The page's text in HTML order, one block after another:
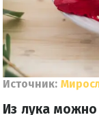
Источник:
Из лука